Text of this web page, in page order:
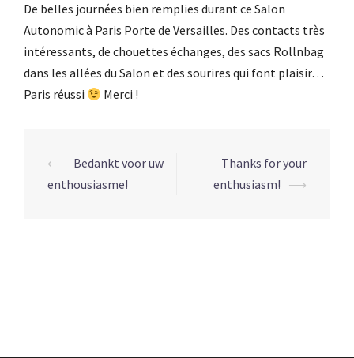
De belles journées bien remplies durant ce Salon
Autonomic à Paris Porte de Versailles. Des contacts très
intéressants, de chouettes échanges, des sacs Rollnbag
dans les allées du Salon et des sourires qui font plaisir…
Paris réussi
Merci !
Navigation
d’article
⟵ Bedankt voor uw
enthousiasme!
Thanks for your
enthusiasm! ⟶